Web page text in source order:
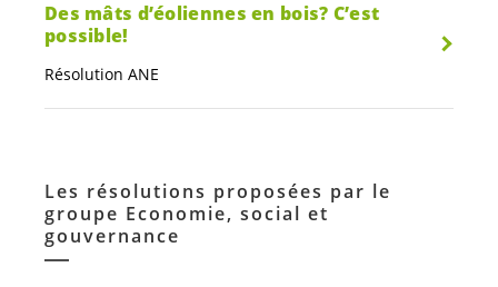
Des mâts d’éoliennes en bois? C’est
possible!
Résolution ANE
Les résolutions proposées par le
groupe Economie, social et
gouvernance